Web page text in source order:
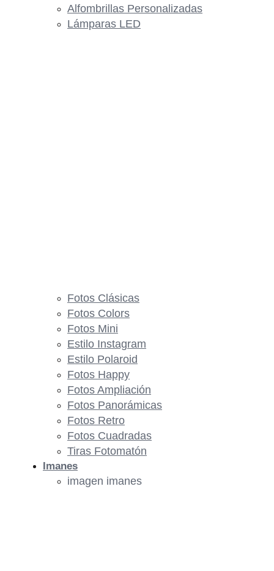
Alfombrillas Personalizadas
Lámparas LED
Fotos Clásicas
Fotos Colors
Fotos Mini
Estilo Instagram
Estilo Polaroid
Fotos Happy
Fotos Ampliación
Fotos Panorámicas
Fotos Retro
Fotos Cuadradas
Tiras Fotomatón
Imanes
imagen imanes